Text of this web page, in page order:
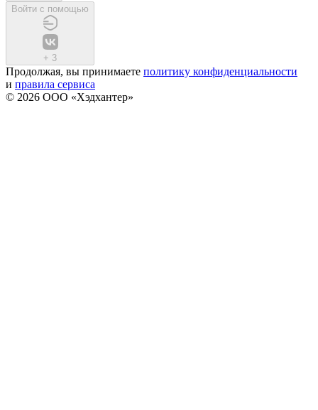
Войти с помощью
+ 3
Продолжая, вы принимаете политику конфиденциальности
и правила сервиса
© 2026 ООО «Хэдхантер»